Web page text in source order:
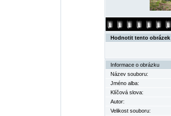
Hodnotit tento obrázek
Informace o obrázku
Název souboru:
Jméno alba:
Klíčová slova:
Autor:
Velikost souboru: